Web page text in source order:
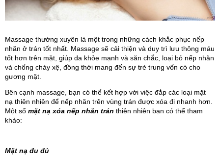
Massage thường xuyên là một trong những cách khắc phục nếp
nhăn ở trán tốt nhất. Massage sẽ cải thiện và duy trì lưu thông máu
tốt hơn trên mặt, giúp da khỏe mạnh và săn chắc, loại bỏ nếp nhăn
và chống chảy xệ, đồng thời mang đến sự trẻ trung vốn có cho
gương mặt.
Bên cạnh massage, bạn có thể kết hợp với việc đắp các loại mặt
nạ thiên nhiên để nếp nhăn trên vùng trán được xóa đi nhanh hơn.
Một số mặt nạ xóa nếp nhăn trán thiên nhiên bạn có thể tham
khảo:
Mặt nạ đu đủ